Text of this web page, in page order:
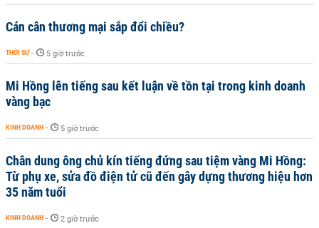
Cán cân thương mại sắp đổi chiều?
THỜI SỰ - 5 giờ trước
Mi Hồng lên tiếng sau kết luận về tồn tại trong kinh doanh
vàng bạc
KINH DOANH - 5 giờ trước
Chân dung ông chủ kín tiếng đứng sau tiệm vàng Mi Hồng:
Từ phụ xe, sửa đồ điện tử cũ đến gây dựng thương hiệu hơn
35 năm tuổi
KINH DOANH - 2 giờ trước